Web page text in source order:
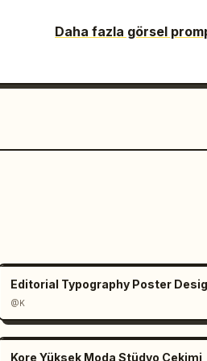
Daha fazla görsel
Editorial Typography Poster
@K
Kore Yüksek Moda Stüdyo Çekimi